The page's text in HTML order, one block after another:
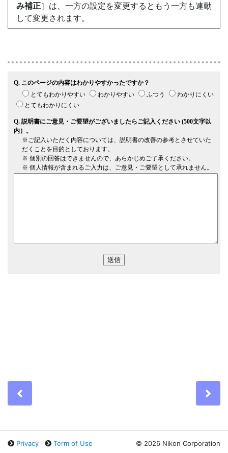
み補正］は、一方の設定を変更すると もう一方も連動
して変更されます。
Privacy Term of Use © 2026 Nikon Corporation